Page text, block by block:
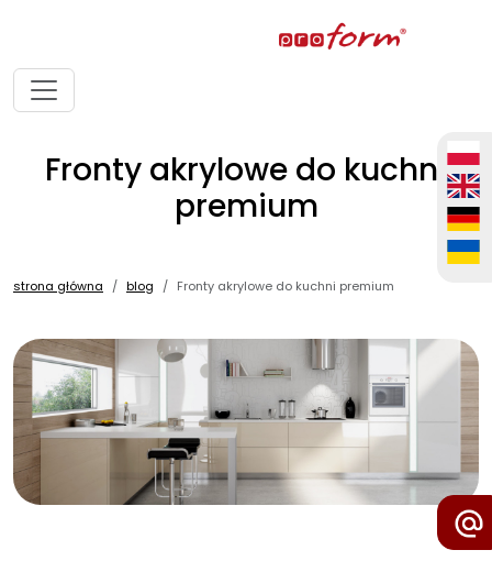
Fronty akrylowe do kuchni
premium
strona główna blog Fronty akrylowe do kuchni premium